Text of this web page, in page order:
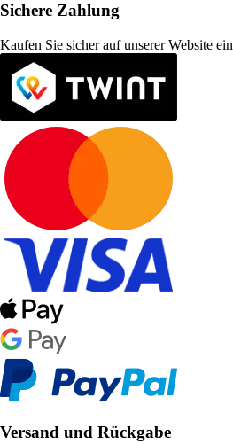
Sichere Zahlung
Kaufen Sie sicher auf unserer Website ein
Versand und Rückgabe